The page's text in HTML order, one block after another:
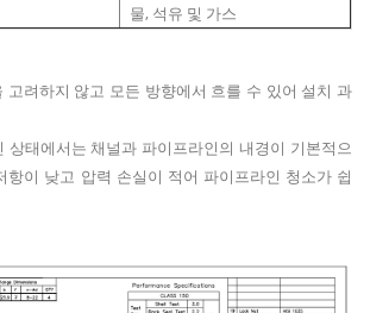
물, 석유 및 가스
고려하지 않고 모든 방향에서 흐를 수 있어 설치 과
상태에서는 채널과 파이프라인의 내경이 기본적으
항이 낮고 압력 손실이 적어 파이프라인 청소가 쉽